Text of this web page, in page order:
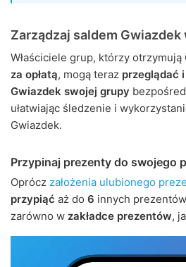
Zarządzaj saldem Gwiazdek
Właściciele grup, którzy otrzymują
za opłatą, mogą teraz przeglądać
Gwiazdek swojej grupy
ułatwiając śledzenie i
Gwiazdek.
Przypinaj prezenty do swojego
Oprócz założenia ulubionego
przypiąć aż do 6 innych
zarówno w zakładce prezentów,